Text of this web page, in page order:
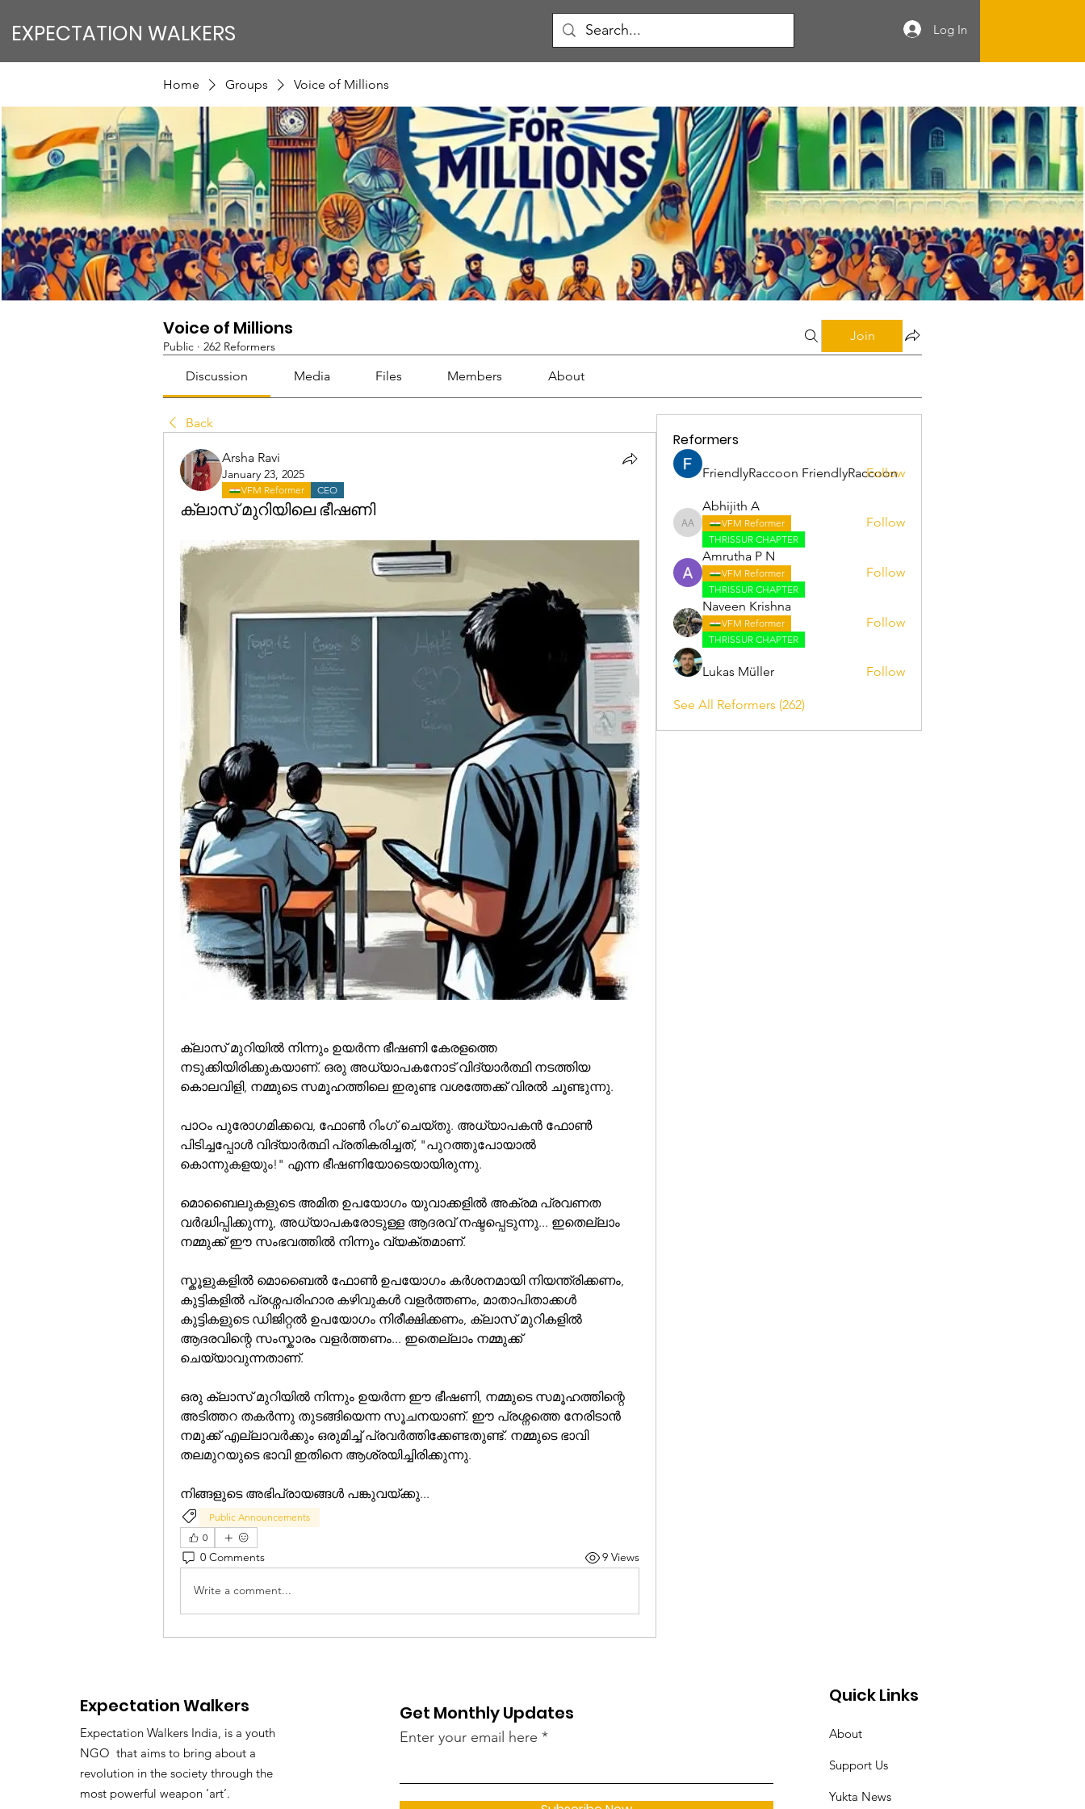
EXPECTATION WALKERS Log In
Home Groups Voice of Millions
Voice of Millions
Public · 262 Reformers
Join
Discussion Media Files Members About
Back
Arsha Ravi
January 23, 2025
VFM Reformer CEO
ക്ലാസ് മുറിയിലെ ഭീഷണി
ക്ലാസ് മുറിയിൽ നിന്നും ഉയർന്ന ഭീഷണി കേരളത്തെ
നടുക്കിയിരിക്കുകയാണ്. ഒരു അധ്യാപകനോട് വിദ്യാർത്ഥി നടത്തിയ
കൊലവിളി, നമ്മുടെ സമൂഹത്തിലെ ഇരുണ്ട വശത്തേക്ക് വിരൽ ചൂണ്ടുന്നു.
പാഠം പുരോഗമിക്കവെ, ഫോൺ റിംഗ് ചെയ്തു. അധ്യാപകൻ ഫോൺ
പിടിച്ചപ്പോൾ വിദ്യാർത്ഥി പ്രതികരിച്ചത്, "പുറത്തുപോയാൽ
കൊന്നുകളയും!" എന്ന ഭീഷണിയോടെയായിരുന്നു.
മൊബൈലുകളുടെ അമിത ഉപയോഗം യുവാക്കളിൽ അക്രമ പ്രവണത
വർദ്ധിപ്പിക്കുന്നു, അധ്യാപകരോടുള്ള ആദരവ് നഷ്ടപ്പെടുന്നു... ഇതെല്ലാം
നമ്മുക്ക് ഈ സംഭവത്തിൽ നിന്നും വ്യക്തമാണ്.
സ്കൂളുകളിൽ മൊബൈൽ ഫോൺ ഉപയോഗം കർശനമായി നിയന്ത്രിക്കണം,
കുട്ടികളിൽ പ്രശ്നപരിഹാര കഴിവുകൾ വളർത്തണം, മാതാപിതാക്കൾ
കുട്ടികളുടെ ഡിജിറ്റൽ ഉപയോഗം നിരീക്ഷിക്കണം, ക്ലാസ് മുറികളിൽ
ആദരവിന്റെ സംസ്കാരം വളർത്തണം... ഇതെല്ലാം നമ്മുക്ക്
ചെയ്യാവുന്നതാണ്.
ഒരു ക്ലാസ് മുറിയിൽ നിന്നും ഉയർന്ന ഈ ഭീഷണി, നമ്മുടെ സമൂഹത്തിന്റെ
അടിത്തറ തകർന്നു തുടങ്ങിയെന്ന സൂചനയാണ്. ഈ പ്രശ്നത്തെ നേരിടാൻ
നമുക്ക് എല്ലാവർക്കും ഒരുമിച്ച് പ്രവർത്തിക്കേണ്ടതുണ്ട്. നമ്മുടെ ഭാവി
തലമുറയുടെ ഭാവി ഇതിനെ ആശ്രയിച്ചിരിക്കുന്നു.
നിങ്ങളുടെ അഭിപ്രായങ്ങൾ പങ്കുവയ്ക്കു...
Public Announcements
0
0 Comments 9 Views
Write a comment...
Reformers
FriendlyRaccoon FriendlyRaccoon
Follow
Abhijith A
Abhijith A
VFM Reformer
THRISSUR CHAPTER
Follow
Amrutha P N
VFM Reformer
THRISSUR CHAPTER
Follow
Naveen Krishna
VFM Reformer
THRISSUR CHAPTER
Follow
Lukas Müller Follow
See All Reformers (262)
Expectation Walkers
Expectation Walkers India, is a youth
NGO that aims to bring about a
revolution in the society through the
most powerful weapon ‘art’.
Get Monthly Updates
Enter your email here
Quick Links
About
Support Us
Yukta News